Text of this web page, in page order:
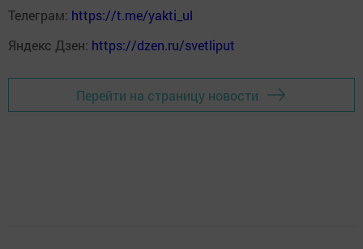
Телеграм: https://t.me/yakti_ul
Яндекс Дзен: https://dzen.ru/svetliput
Перейти на страницу новости